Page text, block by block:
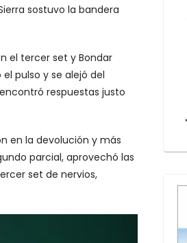
sostuvo la bandera
el tercer set y Bondar
pulso y se alejó del
respuestas justo
en la devolución y más
parcial, aprovechó las
set de nervios,